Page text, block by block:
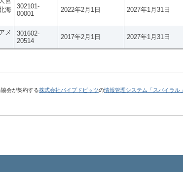
海
302101-
00001
2022年2月1日 2027年1月31日
メ
301602-
20514
2017年2月1日 2027年1月31日
会が契約する株式会社パイプドビッツの情報管理システム「スパイラル」